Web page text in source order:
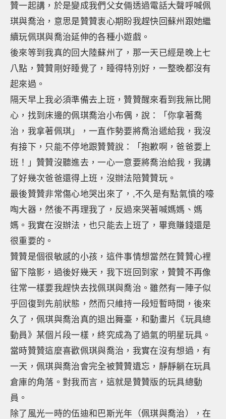
贊一起講，於是變成我們父女倆透過電話大聲呼喊佩
琪與喬治，意思是贊贊衷心期盼我趕快回蘇州跟她繼
續玩佩琪與喬治延伸的各種小遊戲。
後來等到我真的回大陸蘇州了，那一天已經是晚上七
八點，贊贊剛好睡覺了，睡得特別好，一整晚都沒有
起來過。
隔天早上我必須準備去上班，贊贊醒來看到我無比開
心，找到床邊的佩琪喬治小布偶，說：「你拿著喬
治，我拿著佩琪」，一直作勢要將喬治遞給我，我沒
有接下，只能不停地跟贊贊說：「抱歉啊，爸爸要上
班！」贊贊沒聽進去，一心一意要將喬治給我，我講
了好幾次爸爸還得上班，沒辦法陪贊贊玩。
最後贊贊非常傷心地哭出來了，,不久是有點氣憤的嚎
啕大器，然後不再理我了，反過來哭著喊媽媽、媽
媽。我實在沒辦法，也只能去上班了，畢竟賺錢還是
很重要的。
贊贊是個很敏感的小孩，這件事情想當然在贊贊心裡
留下陰影，過後好幾天，我下班回到家，贊贊不再像
往常一樣要我趕快去找佩琪與喬治。雖然有一陣子似
乎回復到先前狀態，然而只維持一段短暫時間，後來
久了，佩琪與喬治真的退出舞臺，和動畫片《玩具總
動員》某個片段一樣，終究成為了過氣的明星玩具。
當時贊贊這麼喜歡佩琪與喬治，我實在沒有想過，有
一天，佩琪與喬治會完全被贊贊遺忘，靜靜躺在玩具
倉庫的角落。對我而言，這就是贊贊版的玩具總動
員。
除了風光一時的伍迪和巴斯光年（佩琪與喬治），在